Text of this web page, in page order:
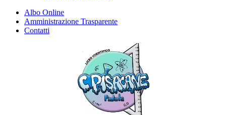
Albo Online
Amministrazione Trasparente
Contatti